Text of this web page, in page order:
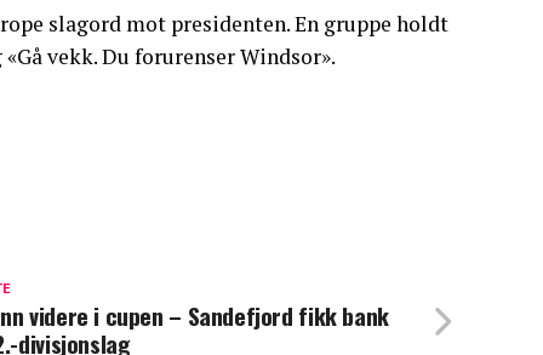
slagord mot presidenten. En gruppe holdt
vekk. Du forurenser Windsor».
videre i cupen – Sandefjord fikk bank
divisjonslag